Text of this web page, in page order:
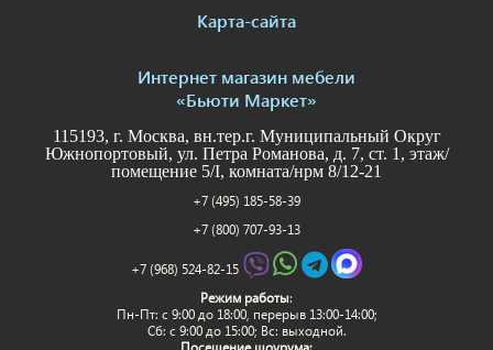
Карта-сайта
Интернет магазин мебели
«Бьюти Маркет»
115193, г. Москва, вн.тер.г. Муниципальный Округ
Южнопортовый, ул. Петра Романова, д. 7, ст. 1, этаж/
помещение 5/I, комната/нрм 8/12-21
+7 (495) 185-58-39
+7 (800) 707-93-13
+7 (968) 524-82-15
Режим работы:
Пн-Пт: c 9:00 до 18:00, перерыв 13:00-14:00;
Сб: с 9:00 до 15:00; Вс: выходной.